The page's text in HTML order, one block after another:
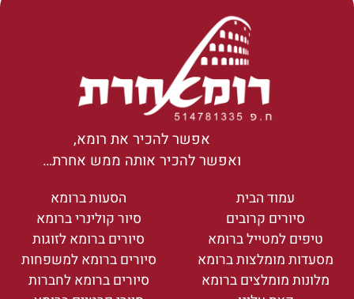
אפשר להכיר את רומא,
ואפשר להכיר אותה ממש אחרת…
עמוד הבית
סיורים קרובים
טיפים למטייל ברומא
מסעדות מומלצות ברומא
מלונות מומלצים ברומא
הסעות ברומא
סיור קולינרי ברומא
סיורים ברומא לזוגות
סיורים ברומא למשפחות
סיורים ברומא לחברות